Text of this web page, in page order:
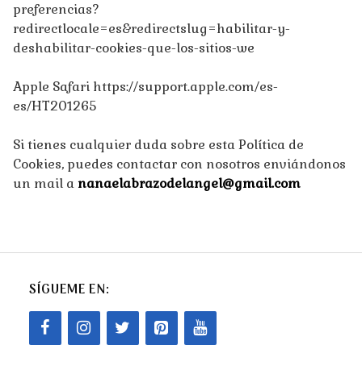
preferencias?
redirectlocale=es&redirectslug=habilitar-y-
deshabilitar-cookies-que-los-sitios-we
Apple Safari https://support.apple.com/es-
es/HT201265
Si tienes cualquier duda sobre esta Política de
Cookies, puedes contactar con nosotros enviándonos
un mail ananaelabrazodelangel@gmail.com
SÍGUEME EN: